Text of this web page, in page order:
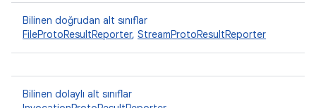
Bilinen doğrudan alt sınıflar
FileProtoResultReporter, StreamProtoResultReporter
Bilinen dolaylı alt sınıflar